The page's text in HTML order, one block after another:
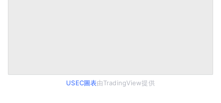
USEC圖表由TradingView提供